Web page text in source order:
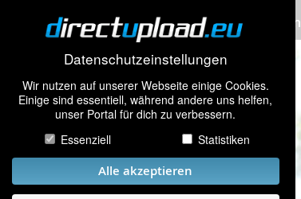
Datenschutzeinstellungen
Wir nutzen auf unserer Webseite einige Cookies.
Einige sind essentiell, während andere uns helfen,
unser Portal für dich zu verbessern.
Essenziell
Statistiken
Alle akzeptieren
Bilder hochladen